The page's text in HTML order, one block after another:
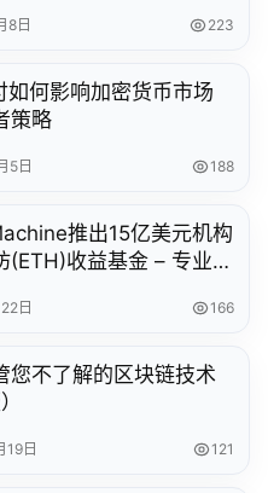
8日 223
如何影响加密货币市场
策略
5日 188
推出15亿美元机构
(ETH)收益基金 – 专业加
日 166
您不了解的区块链技术
19日 121